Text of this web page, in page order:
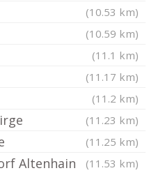
(10.53 km)
(10.59 km)
(11.1 km)
(11.17 km)
(11.2 km)
(11.23 km)
(11.25 km)
Altenhain (11.53 km)